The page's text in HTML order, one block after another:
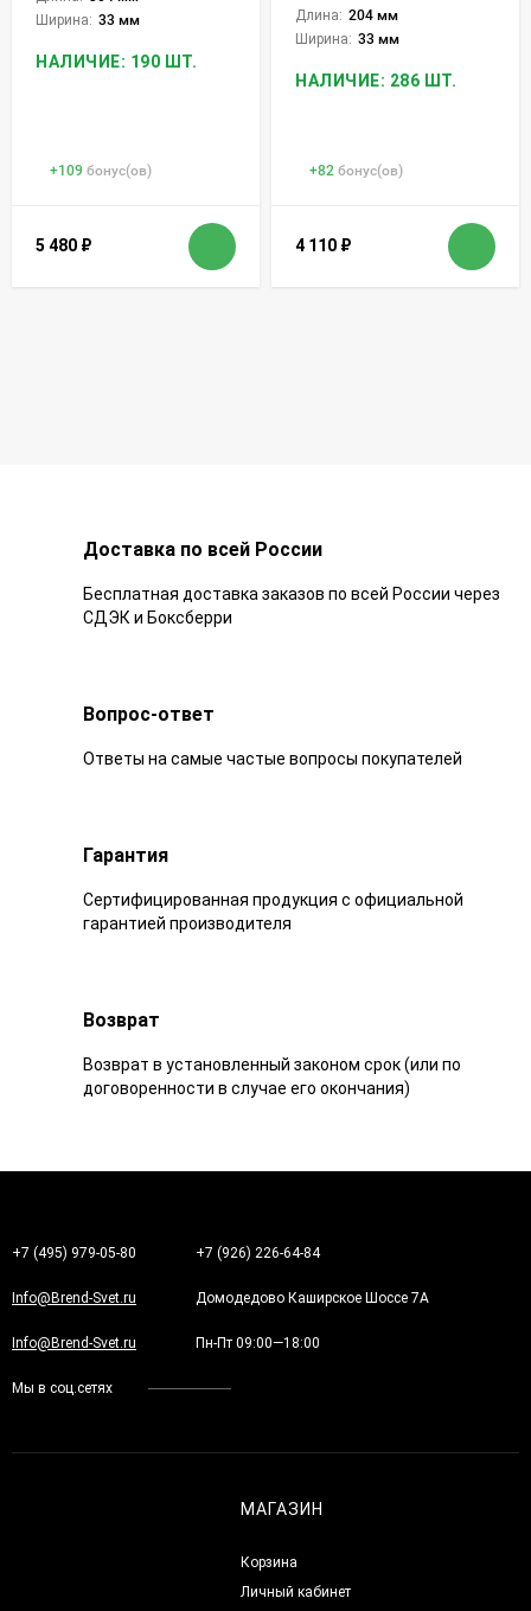
Ширина: 33 мм
НАЛИЧИЕ: 190 ШТ.
+109 бонус(ов)
5 480 ₽
Длина: 204 мм
Ширина: 33 мм
НАЛИЧИЕ: 286 ШТ.
+82 бонус(ов)
4 110 ₽
Доставка по всей России
Бесплатная доставка заказов по всей России через
СДЭК и Боксберри
Вопрос-ответ
Ответы на самые частые вопросы покупателей
Гарантия
Сертифицированная продукция с официальной
гарантией производителя
Возврат
Возврат в установленный законом срок (или по
договоренности в случае его окончания)
+7 (495) 979-05-80 +7 (926) 226-64-84
Info@Brend-Svet.ru Домодедово Каширское Шоссе 7А
Info@Brend-Svet.ru Пн-Пт 09:00—18:00
Мы в соц.сетях
МАГАЗИН
Корзина
Личный кабинет